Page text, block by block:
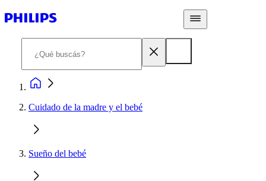
Cuidado de la madre y el bebé
Sueño del bebé